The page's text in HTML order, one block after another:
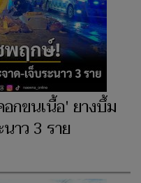
กขนเนื้อ' ยางบึ้ม
าว 3 ราย